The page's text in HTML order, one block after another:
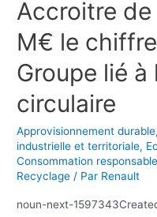
Accroitre
M€ le
Groupe lié à
circulaire
Approvisionnement durable,
industrielle et territoriale,
Consommation responsable
Recyclage / Par Renault
noun-next-